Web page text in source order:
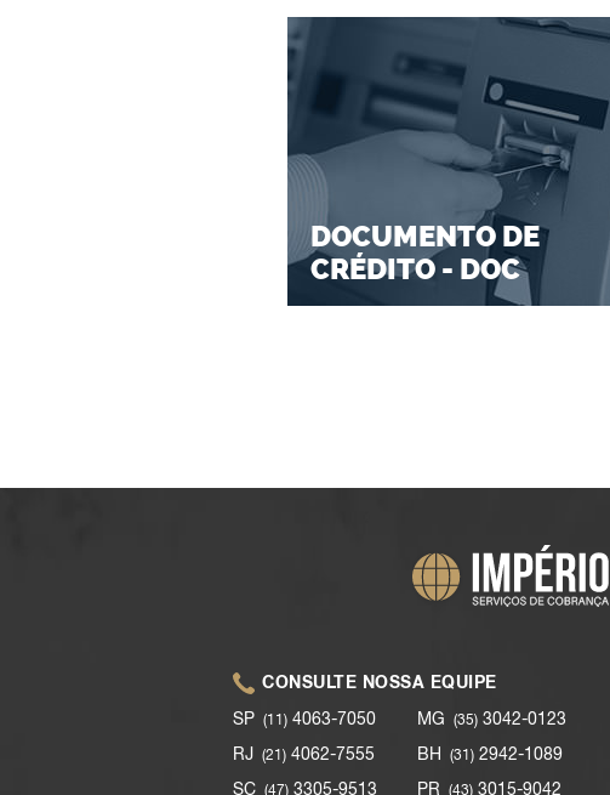
DOCUMENTO DE
CRÉDITO - DOC
CONSULTE NOSSA EQUIPE
SP (11) 4063-7050
RJ (21) 4062-7555
SC (47) 3305-9513
MG (35) 3042-0123
BH (31) 2942-1089
PR (43) 3015-9042